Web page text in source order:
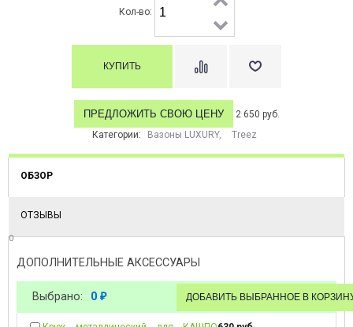
Кол-во:
ПРЕДЛОЖИТЬ СВОЮ ЦЕНУ
2 650 руб.
Категории:
Вазоны LUXURY, Treez
ОБЗОР
ОТЗЫВЫ
0
ДОПОЛНИТЕЛЬНЫЕ АКСЕССУАРЫ
Выбрано: 0 ₽